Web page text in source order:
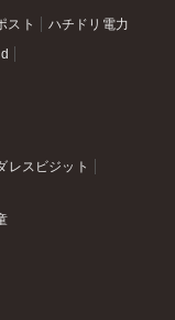
スト ハチドリ電力
レスビジット